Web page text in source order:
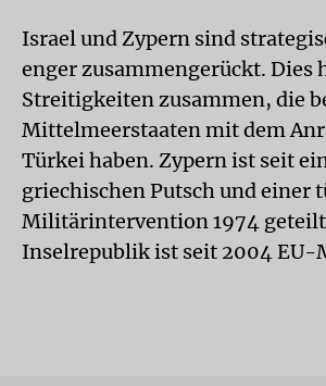
Israel und Zypern sind
enger zusammengerückt. Dies
Streitigkeiten zusammen, die
Mittelmeerstaaten mit dem
Türkei haben. Zypern ist seit
griechischen Putsch und einer
Militärintervention 1974
Inselrepublik ist seit 2004 EU-